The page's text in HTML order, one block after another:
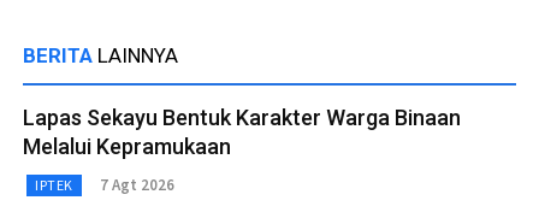
BERITA LAINNYA
Lapas Sekayu Bentuk Karakter Warga Binaan
Melalui Kepramukaan
IPTEK 7 Agt 2026